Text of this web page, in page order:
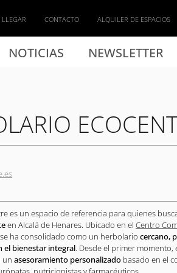
NOTICIAS NEWSLETTER
CONTACTO ALQUILER DE ESPACIOS
es un espacio de referencia para quienes
en Alcalá de Henares. Ubicado en el Centro
ha consolidado como un herbolario cercano,
bienestar integral. Desde el primer
un asesoramiento personalizado basado en el